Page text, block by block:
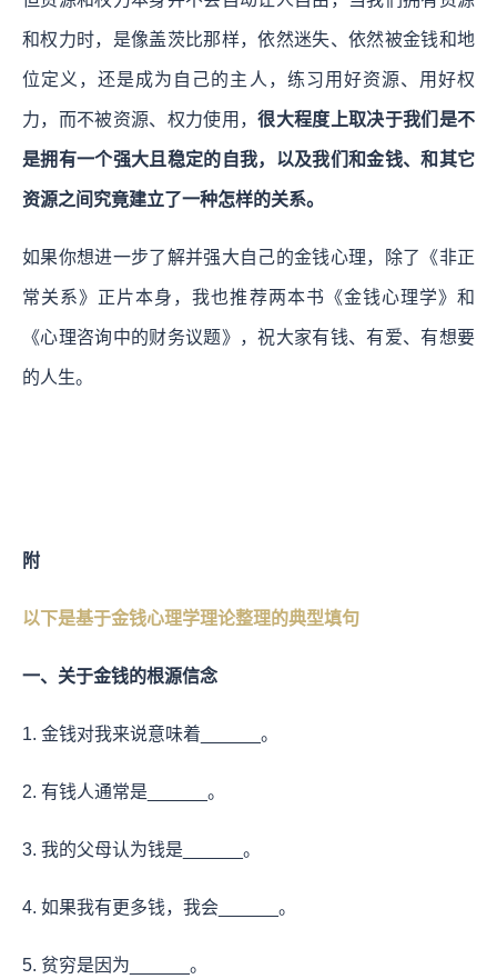
和权力时，是像盖茨比那样，依然迷失、依然被金钱和地
位定义，还是成为自己的主人，练习用好资源、用好权
力，而不被资源、权力使用，很大程度上取决于我们是不
是拥有一个强大且稳定的自我，以及我们和金钱、和其它
资源之间究竟建立了一种怎样的关系。
如果你想进一步了解并强大自己的金钱心理，除了《非正
常关系》正片本身，我也推荐两本书《金钱心理学》和
《心理咨询中的财务议题》，祝大家有钱、有爱、有想要
的人生。
附
以下是基于金钱心理学理论整理的典型填句
一、关于金钱的根源信念
1. 金钱对我来说意味着______。
2. 有钱人通常是______。
3. 我的父母认为钱是______。
4. 如果我有更多钱，我会______。
5. 贫穷是因为______。